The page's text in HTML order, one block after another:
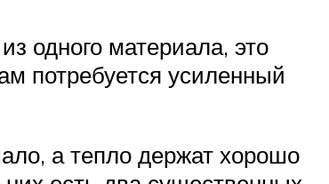
из одного материала, это
потребуется усиленный
а тепло держат хорошо